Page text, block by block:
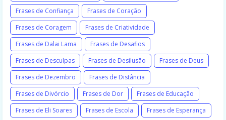
Frases de Confiança
Frases de Coração
Frases de Coragem
Frases de Criatividade
Frases de Dalai Lama
Frases de Desafios
Frases de Desculpas
Frases de Desilusão
Frases de Deus
Frases de Dezembro
Frases de Distância
Frases de Divórcio
Frases de Dor
Frases de Educação
Frases de Eli Soares
Frases de Escola
Frases de Esperança